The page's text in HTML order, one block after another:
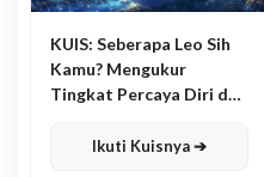
KUIS: Seberapa Leo Sih
Kamu? Mengukur
Tingkat Percaya Diri dan
Ikuti Kuisnya ➔